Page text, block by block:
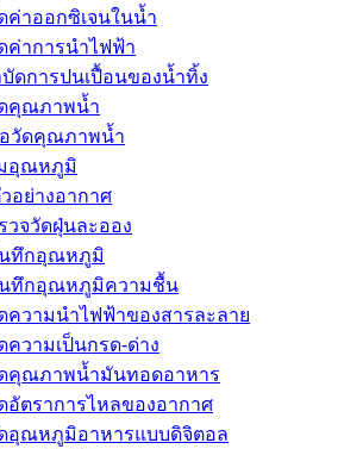
ค่าออกซิเจนในน้ำ
ค่าการนำไฟฟ้า
ดการปนเปื้อนของน้ำทิ้ง
ดคุณภาพน้ำ
อวัดคุณภาพน้ำ
อุณหภูมิ
อย่างอากาศ
วจวัดฝุ่นละออง
นทึกอุณหภูมิ
นทึกอุณหภูมิความชื้น
ความนําไฟฟ้าของสารละลาย
ความเป็นกรด-ด่าง
ดคุณภาพน้ำมันทอดอาหาร
อัตราการไหลของอากาศ
ดอุณหภูมิอาหารแบบดิจิตอล